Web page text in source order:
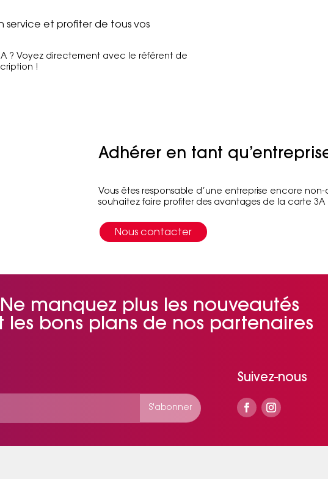
service et profiter de tous vos
? Voyez directement avec le référent de
!
Adhérer en tant
Vous êtes responsable d’une entreprise encore
souhaitez faire profiter des avantages de la carte 3A
Nous contacter
Ne manquez plus les nouveautés
les bons plans de nos partenaires
Suivez-nous